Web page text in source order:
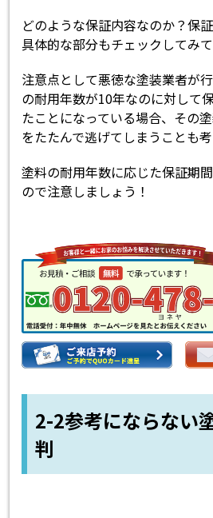
どのような保証内容なのか？保
具体的な部分もチェックしてみ
注意点として悪徳な塗装業者が
の耐用年数が10年なのに対して
たことになっている場合、その
をたたんで逃げてしまうことも考
塗料の耐用年数に応じた保証期
ので注意しましょう！
2-2参考にならない
判